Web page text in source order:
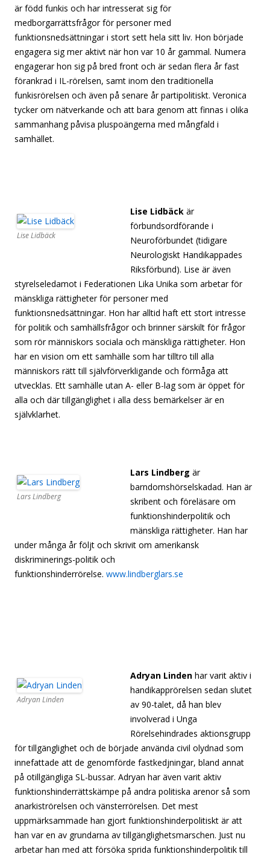
är född funkis och har intresserat sig för
medborgarrättsfrågor för personer med
funktionsnedsättningar i stort sett hela sitt liv. Hon började
engagera sig mer aktivt när hon var 10 år gammal. Numera
engagerar hon sig på bred front och är sedan flera år fast
förankrad i IL-rörelsen, samt inom den traditionella
funkisrörelsen och även på senare år partipolitiskt. Veronica
tycker om nätverkande och att bara genom att finnas i olika
sammanhang påvisa pluspoängerna med mångfald i
samhället.
Lise Lidbäck
Lise Lidbäck är
förbundsordförande i
Neuroförbundet (tidigare
Neurologiskt Handikappades
Riksförbund). Lise är även
styrelseledamot i Federationen Lika Unika som arbetar för
mänskliga rättigheter för personer med
funktionsnedsättningar. Hon har alltid haft ett stort intresse
för politik och samhällsfrågor och brinner särskilt för frågor
som rör människors sociala och mänskliga rättigheter. Hon
har en vision om ett samhälle som har tilltro till alla
människors rätt till självförverkligande och förmåga att
utvecklas. Ett samhälle utan A- eller B-lag som är öppet för
alla och där tillgänglighet i alla dess bemärkelser är en
självklarhet.
Lars Lindberg
Lars Lindberg är
barndomshörselskadad. Han är
skribent och föreläsare om
funktionshinderpolitik och
mänskliga rättigheter. Han har
under många år följt och skrivit om amerikansk
diskriminerings-politik och
funktionshinderrörelse. www.lindberglars.se
Adryan Linden
Adryan Linden har varit aktiv i
handikapprörelsen sedan slutet
av 90-talet, då han blev
involverad i Unga
Rörelsehindrades aktionsgrupp
för tillgänglighet och de började använda civil olydnad som
innefattade att de genomförde fastkedjningar, bland annat
på otillgängliga SL-bussar. Adryan har även varit aktiv
funktionshinderrättskämpe på andra politiska arenor så som
anarkiströrelsen och vänsterrörelsen. Det mest
uppmärksammade han gjort funktionshinderpolitiskt är att
han var en av grundarna av tillgänglighetsmarschen. Just nu
arbetar han med att försöka sprida funktionshinderpolitik till